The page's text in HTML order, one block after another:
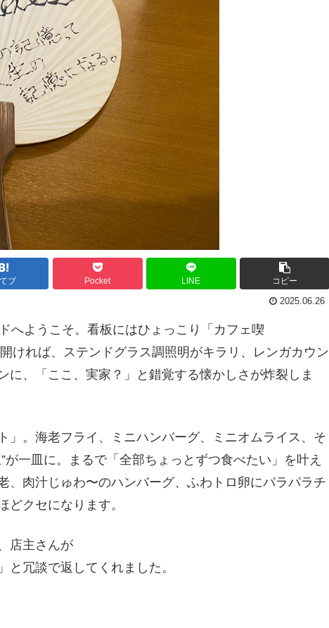
ブ Pocket LINE コピー
2025.06.26
へようこそ。看板にはひょっこり「カフェ喫
ければ、ステンドグラス調照明がキラリ、レンガカウン
に、「ここ、実家？」と錯覚する懐かしさが炸裂しま
」。海老フライ、ミニハンバーグ、ミニオムライス、そ
が一皿に。まるで「全部ちょっとずつ食べたい」を叶え
、肉汁じゅわ〜のハンバーグ、ふわトロ卵にパラパラチ
クセになります。
店主さんが
と冗談で返してくれました。